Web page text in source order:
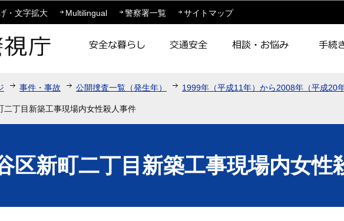
このページの本文へ移動
・文字拡大 Multilingual 警察署一覧 サイトマップ
事件・事故 公開捜査一覧（発生年） 1999年（平成11年）から2008年（平成20年
二丁目新築工事現場内女性殺人事件
区新町二丁目新築工事現場内女性